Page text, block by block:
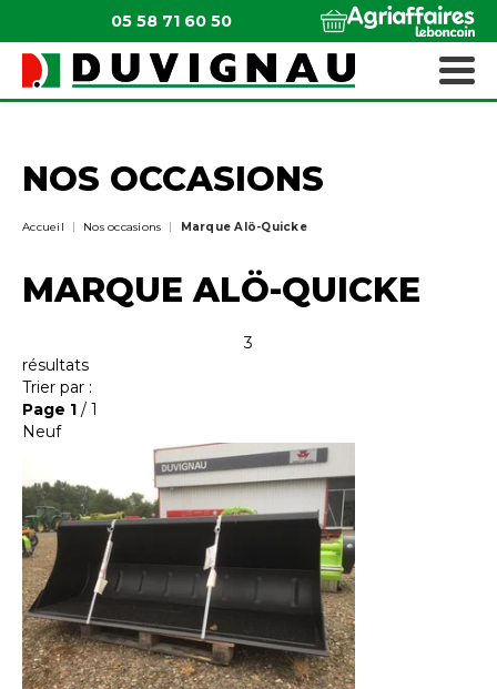
05 58 71 60 50
NOS OCCASIONS
Accueil Nos occasions Marque Alö-Quicke
MARQUE ALÖ-QUICKE
3
résultats
Trier par :
Page 1 / 1
Neuf